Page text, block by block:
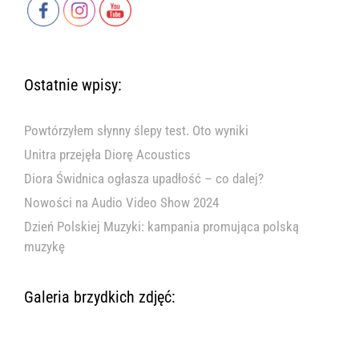
Ostatnie wpisy:
Powtórzyłem słynny ślepy test. Oto wyniki
Unitra przejęła Diorę Acoustics
Diora Świdnica ogłasza upadłość – co dalej?
Nowości na Audio Video Show 2024
Dzień Polskiej Muzyki: kampania promująca polską
muzykę
Galeria brzydkich zdjęć: